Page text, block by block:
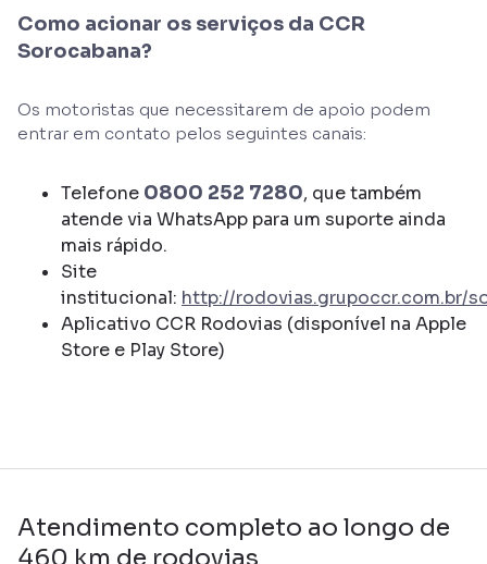
Como acionar os serviços da CCR
Sorocabana?
Os motoristas que necessitarem de apoio podem
entrar em contato pelos seguintes canais:
Telefone 0800 252 7280, que também
atende via WhatsApp para um suporte ainda
mais rápido.
Site
institucional: http://rodovias.grupoccr.com.br/
Aplicativo CCR Rodovias (disponível na Apple
Store e Play Store)
Atendimento completo ao longo de
460 km de rodovias